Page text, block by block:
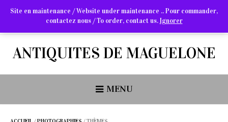
Arts Graphiques & Livres Anciens
ANTIQUITES DE MAGUELONE
MENU
Site en maintenance / Website under maintenance .. Pour commander,
contactez nous / To order, contact us.Ignorer